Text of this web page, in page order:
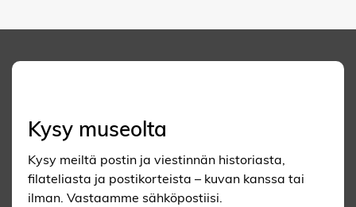
Kysy museolta
Kysy meiltä postin ja viestinnän historiasta,
filateliasta ja postikorteista – kuvan kanssa tai
ilman. Vastaamme sähköpostiisi.